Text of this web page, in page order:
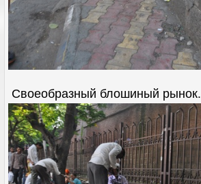
Своеобразный блошиный рынок.